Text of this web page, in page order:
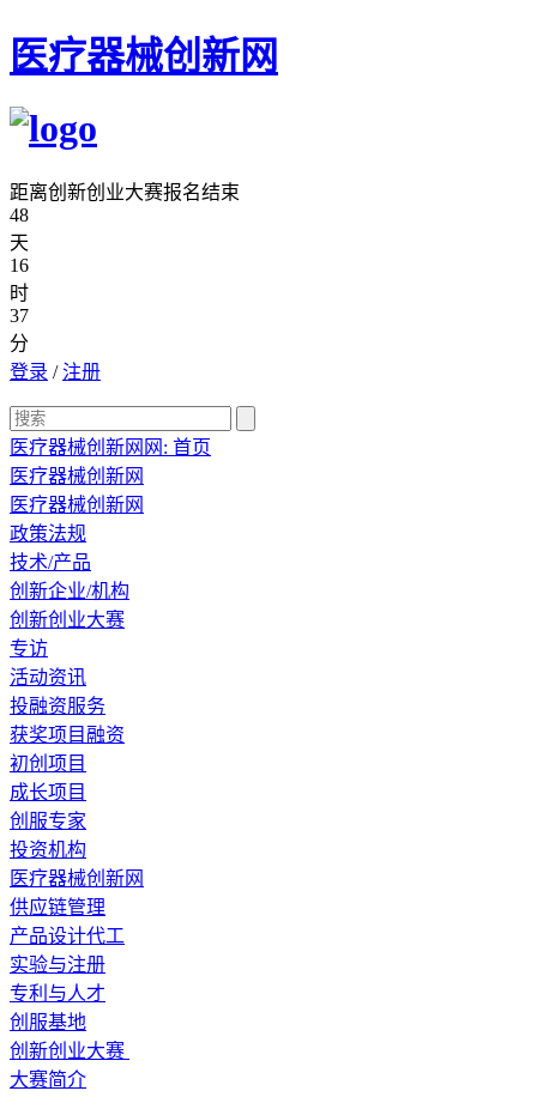
医疗器械创新网
距离创新创业大赛报名结束
48
天
16
时
37
分
登录 / 注册
医疗器械创新网网: 首页
医疗器械创新网
医疗器械创新网
政策法规
技术/产品
创新企业/机构
创新创业大赛
专访
活动资讯
投融资服务
获奖项目融资
初创项目
成长项目
创服专家
投资机构
医疗器械创新网
供应链管理
产品设计代工
实验与注册
专利与人才
创服基地
创新创业大赛
大赛简介